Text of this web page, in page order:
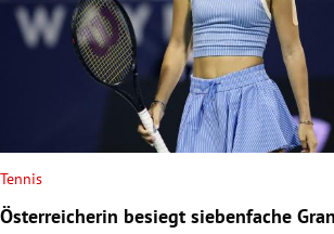
Tennis
Österreicherin besiegt siebenfache